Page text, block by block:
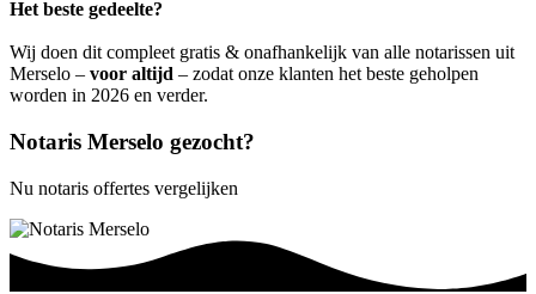
Het beste gedeelte?
Wij doen dit compleet gratis & onafhankelijk van alle notarissen uit
Merselo – voor altijd – zodat onze klanten het beste geholpen
worden in 2026 en verder.
Notaris Merselo gezocht?
Nu notaris offertes vergelijken